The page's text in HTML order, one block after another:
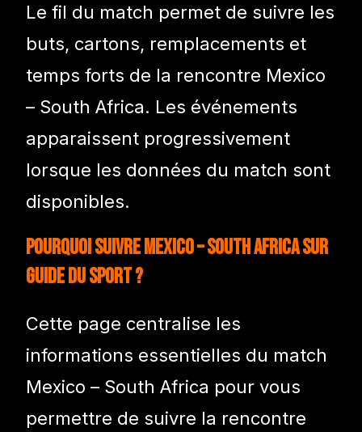
Le fil du match permet de suivre les
buts, cartons, remplacements et
temps forts de la rencontre Mexico
– South Africa. Les événements
apparaissent progressivement
lorsque les données du match sont
disponibles.
Pourquoi suivre Mexico – South Africa sur
Guide du Sport ?
Cette page centralise les
informations essentielles du match
Mexico – South Africa pour vous
permettre de suivre la rencontre